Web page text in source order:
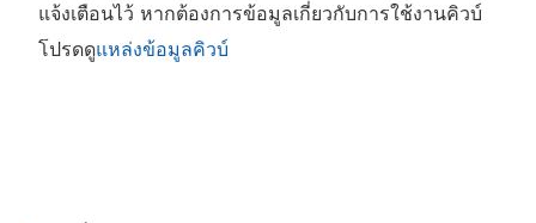
แจ้งเตือนไว้ หากต้องการข้อมูลเกี่ยวกับการใช้งานคิวบ์
โปรดดูแหล่งข้อมูลคิวบ์